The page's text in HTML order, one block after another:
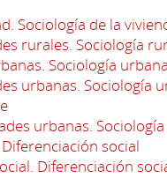
Sociología de la
rurales. Sociología
Sociología urbana
urbanas. Sociología
urbanas.
social
Diferenciación